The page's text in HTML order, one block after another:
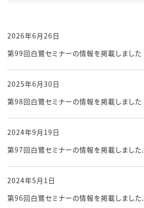
2026年6月26日
第99回白鷺セミナーの情報を掲載しました
2025年6月30日
第98回白鷺セミナーの情報を掲載しました
2024年9月19日
第97回白鷺セミナーの情報を掲載しました．
2024年5月1日
第96回白鷺セミナーの情報を掲載しました．